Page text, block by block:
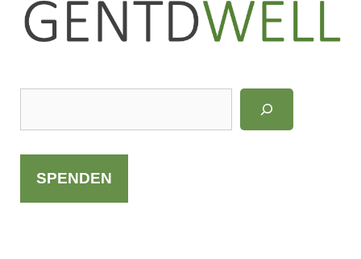
u
c
e
SPENDEN